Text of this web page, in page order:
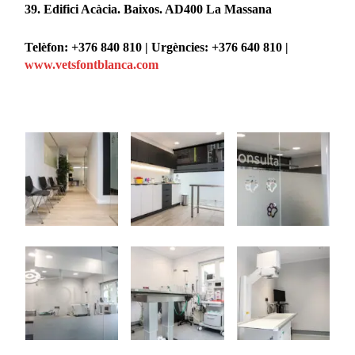
39. Edifici Acàcia. Baixos. AD400 La Massana
Telèfon: +376 840 810 | Urgències: +376 640 810 |
www.vetsfontblanca.com